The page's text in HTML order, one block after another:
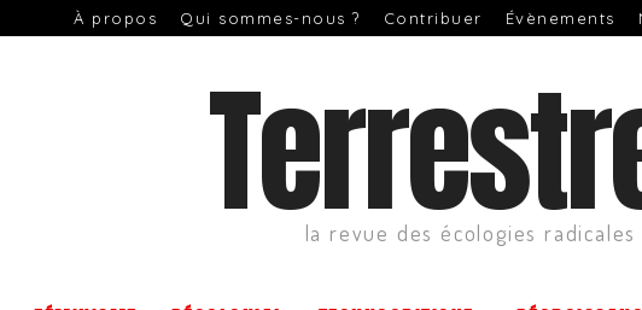
À propos Qui sommes-nous ? Contribuer Évènements
la revue des écologies radicales